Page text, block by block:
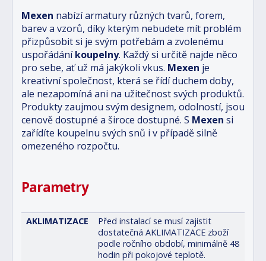
Mexen nabízí armatury různých tvarů, forem,
barev a vzorů, díky kterým nebudete mít problém
přizpůsobit si je svým potřebám a zvolenému
uspořádáníkoupelny. Každý si určitě najde něco
pro sebe, ať už má jakýkoli vkus. Mexen je
kreativní společnost, která se řídí duchem doby,
ale nezapomíná ani na užitečnost svých produktů.
Produkty zaujmou svým designem, odolností, jsou
cenově dostupné a široce dostupné. S Mexen si
zařídíte koupelnu svých snů i v případě silně
omezeného rozpočtu.
Parametry
AKLIMATIZACE
Před instalací se musí zajistit
dostatečná AKLIMATIZACE zboží
podle ročního období, minimálně 48
hodin při pokojové teplotě.